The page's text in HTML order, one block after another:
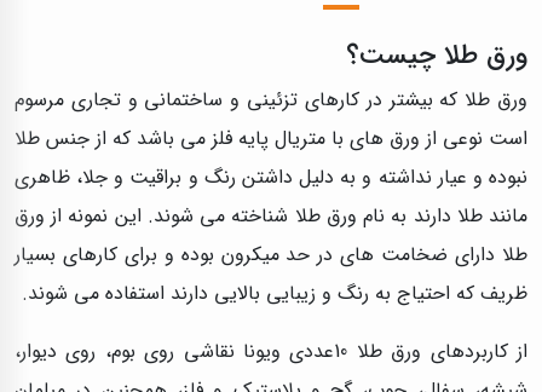
ورق طلا چیست؟
ورق طلا که بیشتر در کارهای تزئینی و ساختمانی و تجاری مرسوم
است نوعی از ورق های با متریال پایه فلز می باشد که از جنس طلا
نبوده و عیار نداشته و به دلیل داشتن رنگ و براقیت و جلا، ظاهری
مانند طلا دارند به نام ورق طلا شناخته می شوند. این نمونه از ورق
طلا دارای ضخامت های در حد میکرون بوده و برای کارهای بسیار
ظریف که احتیاج به رنگ و زیبایی بالایی دارند استفاده می شوند.
از کاربردهای ورق طلا 10عددی ویونا نقاشی روی بوم، روی دیوار،